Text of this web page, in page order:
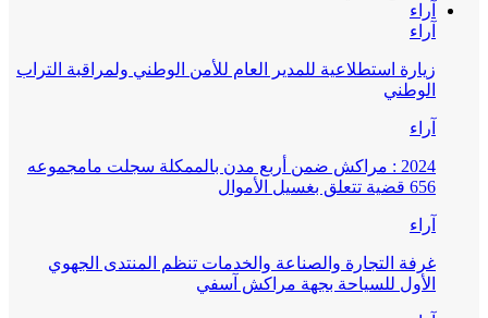
آراء
آراء
زيارة استطلاعية للمدير العام للأمن الوطني ولمراقبة التراب
الوطني
آراء
2024 : مراكش ضمن أربع مدن بالممكلة سجلت مامجموعه
656 قضية تتعلق بغسيل الأموال
آراء
غرفة التجارة والصناعة والخدمات تنظم المنتدى الجهوي
الأول للسياحة بجهة مراكش آسفي